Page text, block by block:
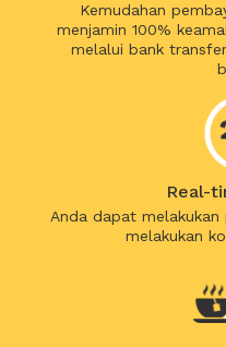
Kemudahan
menjamin 100%
melalui bank
Real-
Anda dapat
melakukan